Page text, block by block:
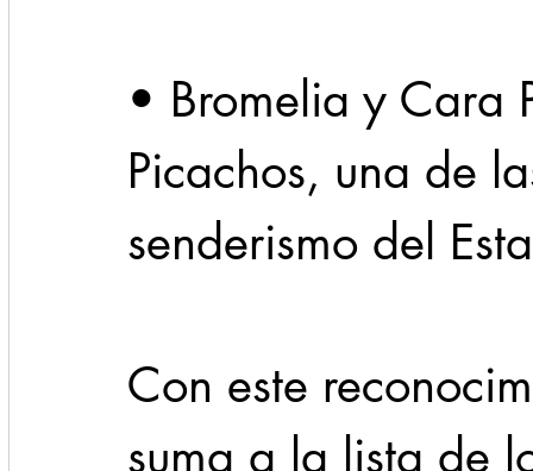
• Bromelia y Cara
Picachos, una de
senderismo del
Con este
suma a la lista de